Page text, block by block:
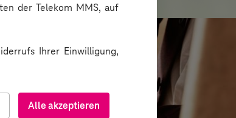
der Telekom MMS, auf
Ihrer Einwilligung,
Alle akzeptieren